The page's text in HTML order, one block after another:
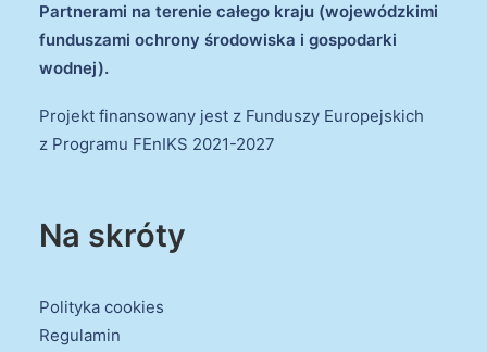
Partnerami na terenie całego kraju (wojewódzkimi
funduszami ochrony środowiska i gospodarki
wodnej).
Projekt finansowany jest z Funduszy Europejskich
z Programu FEnIKS 2021-2027
Na skróty
Polityka cookies
Regulamin